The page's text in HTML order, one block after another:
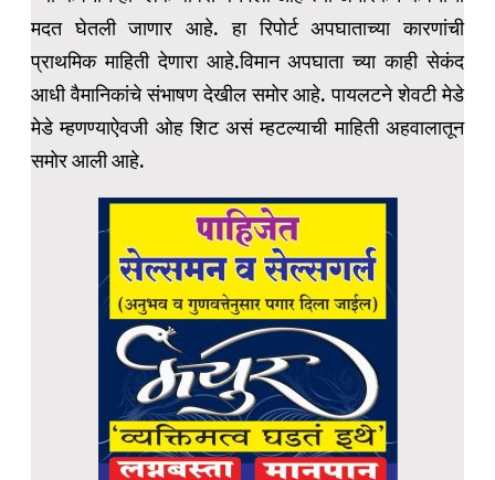
मदत घेतली जाणार आहे. हा रिपोर्ट अपघाताच्या कारणांची
प्राथमिक माहिती देणारा आहे.विमान अपघाता च्या काही सेकंद
आधी वैमानिकांचे संभाषण देखील समोर आहे. पायलटने शेवटी मेडे
मेडे म्हणण्याऐवजी ओह शिट असं म्हटल्याची माहिती अहवालातून
समोर आली आहे.